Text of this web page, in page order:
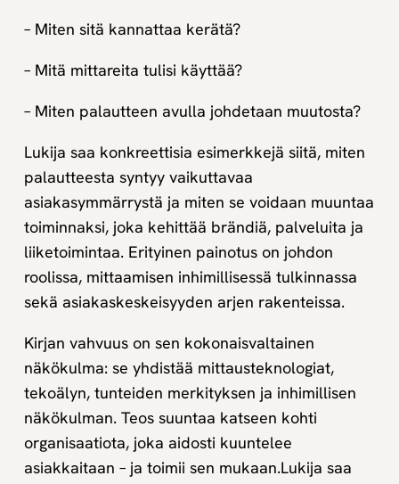
– Miten sitä kannattaa kerätä?
– Mitä mittareita tulisi käyttää?
– Miten palautteen avulla johdetaan muutosta?
Lukija saa konkreettisia esimerkkejä siitä, miten
palautteesta syntyy vaikuttavaa
asiakasymmärrystä ja miten se voidaan muuntaa
toiminnaksi, joka kehittää brändiä, palveluita ja
liiketoimintaa. Erityinen painotus on johdon
roolissa, mittaamisen inhimillisessä tulkinnassa
sekä asiakaskeskeisyyden arjen rakenteissa.
Kirjan vahvuus on sen kokonaisvaltainen
näkökulma: se yhdistää mittausteknologiat,
tekoälyn, tunteiden merkityksen ja inhimillisen
näkökulman. Teos suuntaa katseen kohti
organisaatiota, joka aidosti kuuntelee
asiakkaitaan – ja toimii sen mukaan.Lukija saa